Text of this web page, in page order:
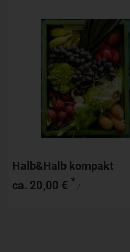
Halb&Halb kompakt
ca. 20,00 € * /
20,00€